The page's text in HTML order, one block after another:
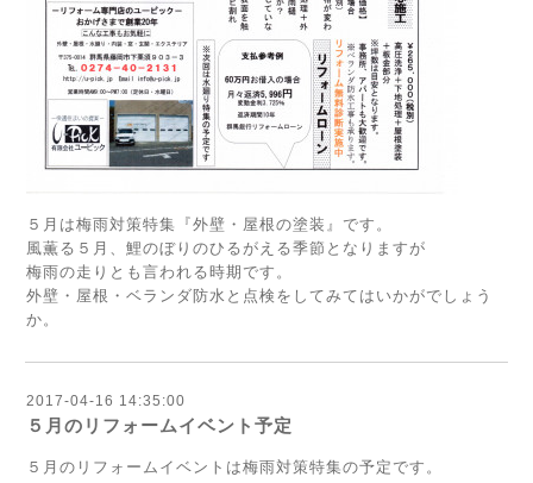
５月は梅雨対策特集『外壁・屋根の塗装』です。
風薫る５月、鯉のぼりのひるがえる季節となりますが
梅雨の走りとも言われる時期です。
外壁・屋根・ベランダ防水と点検をしてみてはいかがでしょう
か。
2017-04-16 14:35:00
５月のリフォームイベント予定
５月のリフォームイベントは梅雨対策特集の予定です。